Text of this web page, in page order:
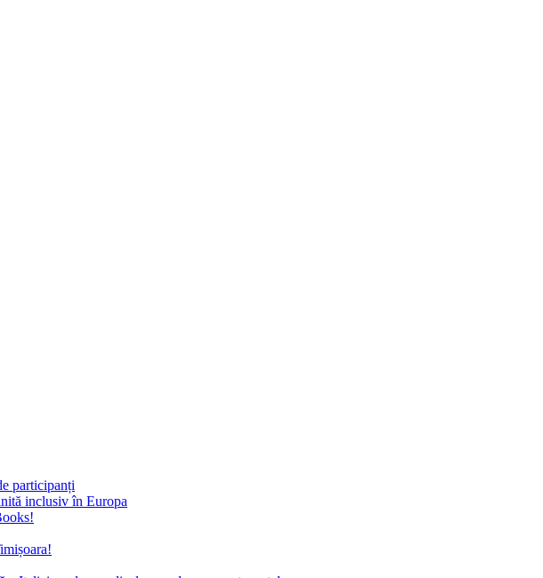
participanți
inclusiv în Europa